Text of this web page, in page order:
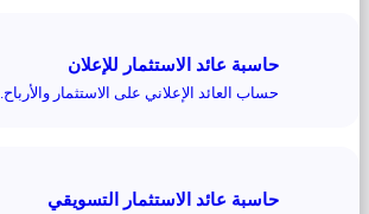
حاسبة عائد الاستثمار للإعلان
حساب العائد الإعلاني على الاستثمار والأرباح.
حاسبة عائد الاستثمار التسويقي